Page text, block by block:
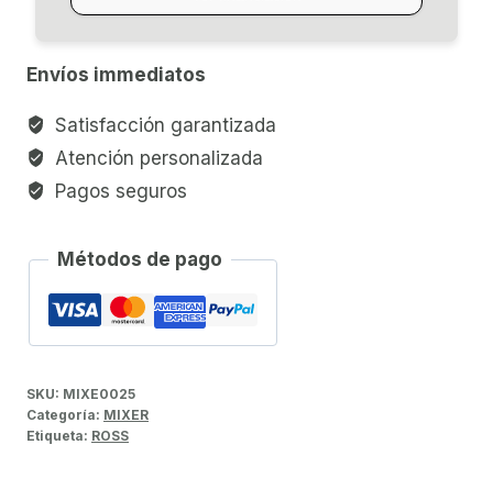
4
cantidad
Envíos immediatos
Satisfacción garantizada
Atención personalizada
Pagos seguros
Métodos de pago
SKU: MIXE0025
Categoría: MIXER
Etiqueta: ROSS